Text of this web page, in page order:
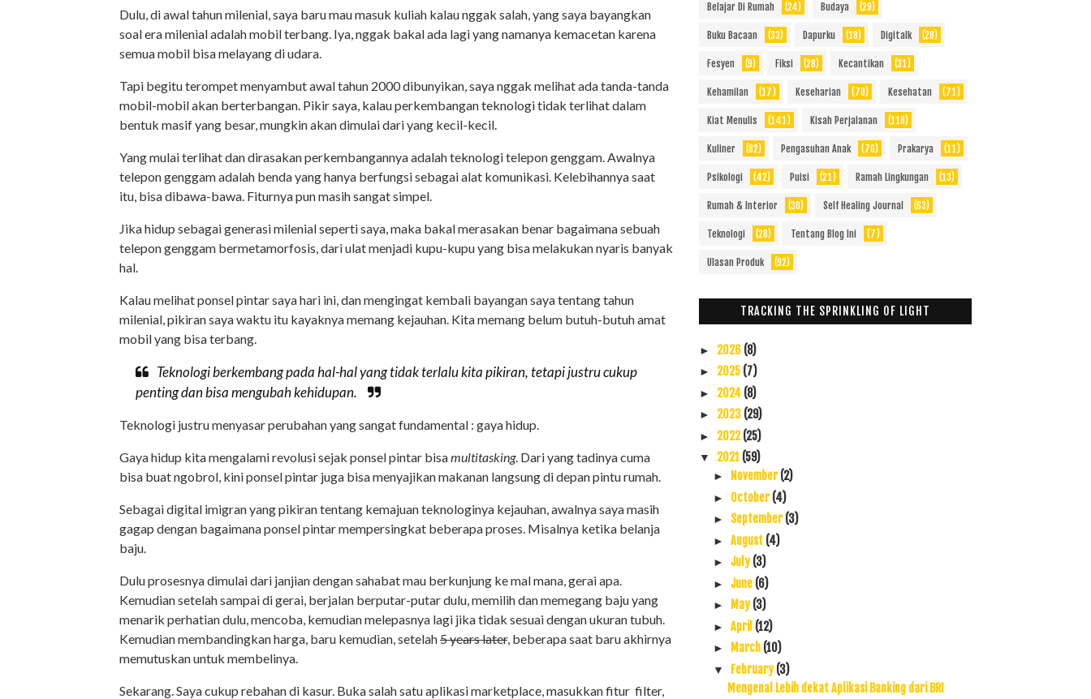
Dulu, di awal tahun milenial, saya baru mau masuk kuliah kalau nggak salah, yang saya bayangkan
soal era milenial adalah mobil terbang. Iya, nggak bakal ada lagi yang namanya kemacetan karena
semua mobil bisa melayang di udara.
Tapi begitu terompet menyambut awal tahun 2000 dibunyikan, saya nggak melihat ada tanda-tanda
mobil-mobil akan berterbangan. Pikir saya, kalau perkembangan teknologi tidak terlihat dalam
bentuk masif yang besar, mungkin akan dimulai dari yang kecil-kecil.
Yang mulai terlihat dan dirasakan perkembangannya adalah teknologi telepon genggam. Awalnya
telepon genggam adalah benda yang hanya berfungsi sebagai alat komunikasi. Kelebihannya saat
itu, bisa dibawa-bawa. Fiturnya pun masih sangat simpel.
Jika hidup sebagai generasi milenial seperti saya, maka bakal merasakan benar bagaimana sebuah
telepon genggam bermetamorfosis, dari ulat menjadi kupu-kupu yang bisa melakukan nyaris banyak
hal.
Kalau melihat ponsel pintar saya hari ini, dan mengingat kembali bayangan saya tentang tahun
milenial, pikiran saya waktu itu kayaknya memang kejauhan. Kita memang belum butuh-butuh amat
mobil yang bisa terbang.
Teknologi berkembang pada hal-hal yang tidak terlalu kita pikiran, tetapi justru cukup
penting dan bisa mengubah kehidupan.
Teknologi justru menyasar perubahan yang sangat fundamental : gaya hidup.
Gaya hidup kita mengalami revolusi sejak ponsel pintar bisamultitasking. Dari yang tadinya cuma
bisa buat ngobrol, kini ponsel pintar juga bisa menyajikan makanan langsung di depan pintu rumah.
Sebagai digital imigran yang pikiran tentang kemajuan teknologinya kejauhan, awalnya saya masih
gagap dengan bagaimana ponsel pintar mempersingkat beberapa proses. Misalnya ketika belanja
baju.
Dulu prosesnya dimulai dari janjian dengan sahabat mau berkunjung ke mal mana, gerai apa.
Kemudian setelah sampai di gerai, berjalan berputar-putar dulu, memilih dan memegang baju yang
menarik perhatian dulu, mencoba, kemudian melepasnya lagi jika tidak sesuai dengan ukuran tubuh.
Kemudian membandingkan harga, baru kemudian, setelah5 years later, beberapa saat baru akhirnya
memutuskan untuk membelinya.
Sekarang. Saya cukup rebahan di kasur. Buka salah satu aplikasi marketplace, masukkan fitur filter,
Belajar Di Rumah (24) Budaya (29)
Buku Bacaan (33) Dapurku (18) Digitalk (28)
Fesyen (9) Fiksi (28) Kecantikan (31)
Kehamilan (17) Keseharian (78) Kesehatan (71)
Kiat Menulis (141) Kisah Perjalanan (118)
Kuliner (82) Pengasuhan Anak (76) Prakarya (11)
Psikologi (42) Puisi (21) Ramah Lingkungan (13)
Rumah & Interior (30) Self Healing Journal (63)
Teknologi (28) Tentang Blog Ini (7)
Ulasan Produk (92)
TRACKING THE SPRINKLING OF LIGHT
► 2026 (8)
► 2025 (7)
► 2024 (8)
► 2023 (29)
► 2022(25)
▼ 2021 (59)
► November(2)
► October(4)
► September(3)
► August (4)
► July (3)
► June (6)
► May (3)
► April (12)
► March (10)
▼ February (3)
Mengenal Lebih dekat Aplikasi Banking dari BRI